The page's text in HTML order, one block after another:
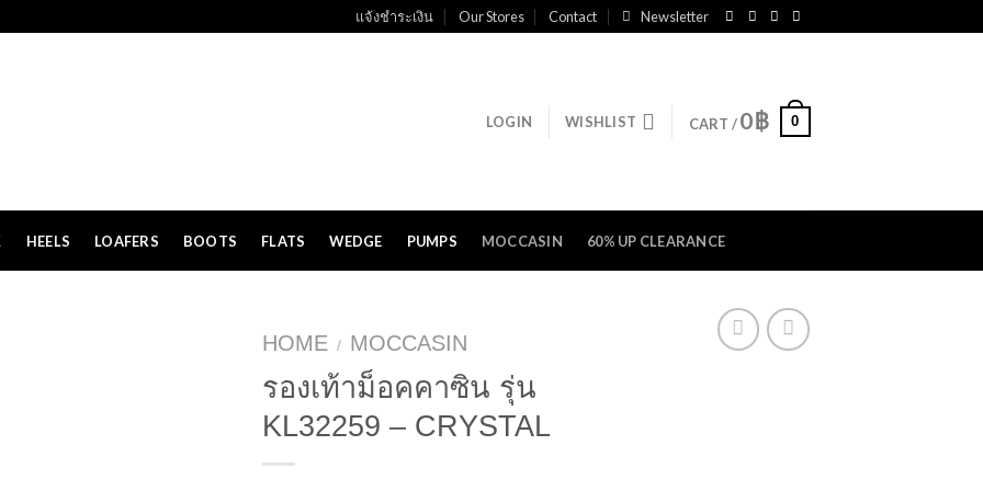
แจ้งชำระเงิน Our Stores Contact Newsletter
LOGIN WISHLIST CART /0฿ 0
HEELS LOAFERS BOOTS FLATS WEDGE PUMPS MOCCASIN 60% UP CLEARANCE
HOME / MOCCASIN
รองเท้าม็อคคาซิน รุ่น
KL32259 – CRYSTAL